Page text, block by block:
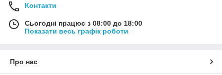
Контакти
Сьогодні працює з 08:00 до 18:00
Показати весь графік роботи
Про нас